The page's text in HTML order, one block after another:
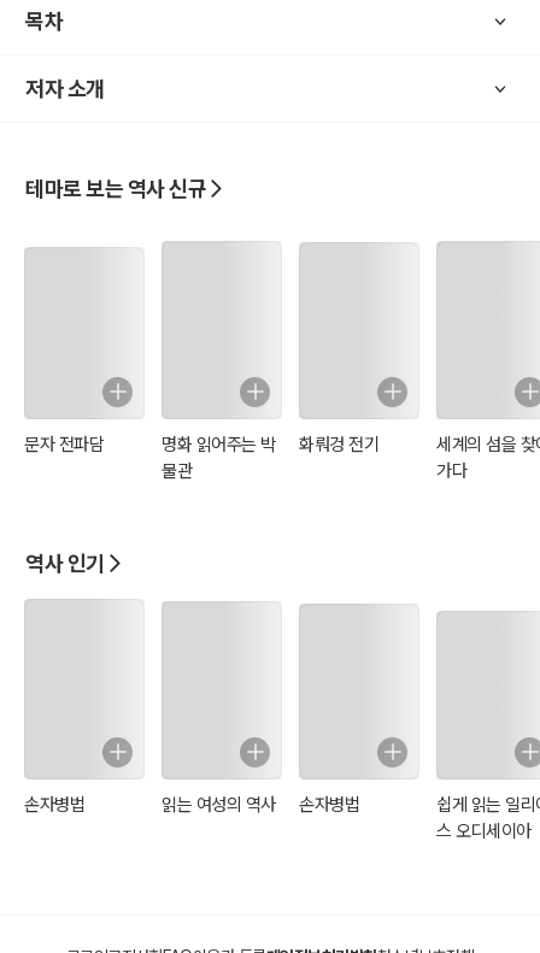
는 서로 의사소통이 되지 않는다. 중국 전 지역에서 통용되는 표준 중
로 하여 현대백화(現代白話, 구어)의 문장을 문법 규범으로 하고 있
사용되고 있다. 소수민족은 대부분 각 민족 언어와 표준 중국어를 병용
콩), 포르투갈어(마카오)도 공용어로 지정되어 사용되고 있다. <출처
및 인용> 위키낱말사전 발췌 및 참조 1. 중국의 역사 2. 중국의 언어와
문자 3. 중국어의 세계화 4. 중국의 한어(漢語)란 무엇인가? 1) 역사적
분류 2) 번체자와 간체자 3) 계통학적 분류 5. 중국어의 특징 1) 음운
어원 9. 중국 한자의 전파 10. 중국 한자 문화권 1) 한국 한자 2) 일본
본의 한문 문학 12. 중국어 번체자와 간체자 논쟁 1) 번체자와 간체자
목차
저자 소개
테마로 보는 역사 신규
문자 전파담
명화 읽어주는 박
물관
화뤄겅 전기
세계의 섬을 찾
가다
역사 인기
손자병법 읽는 여성의 역사 손자병법
쉽게 읽는 일리
스 오디세이아